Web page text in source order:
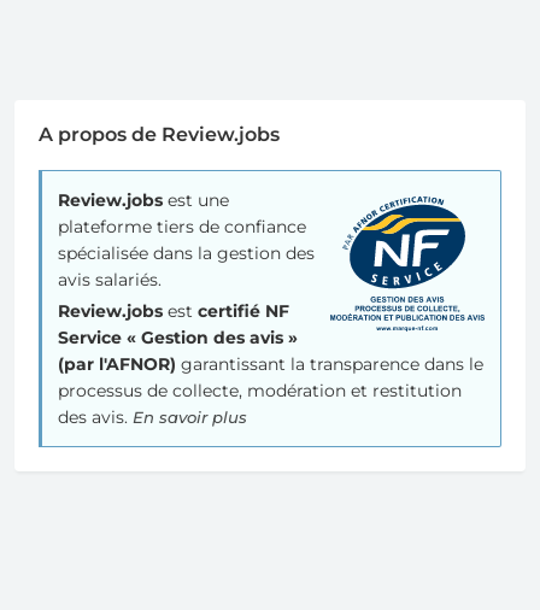
A propos de Review.jobs
Review.jobs est une
plateforme tiers de confiance
spécialisée dans la gestion des
avis salariés.
Review.jobs est certifié NF
Service « Gestion des avis »
(par l'AFNOR) garantissant la transparence dans le
processus de collecte, modération et restitution
des avis. En savoir plus